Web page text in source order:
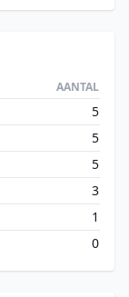
AANTAL
5
5
5
3
1
0